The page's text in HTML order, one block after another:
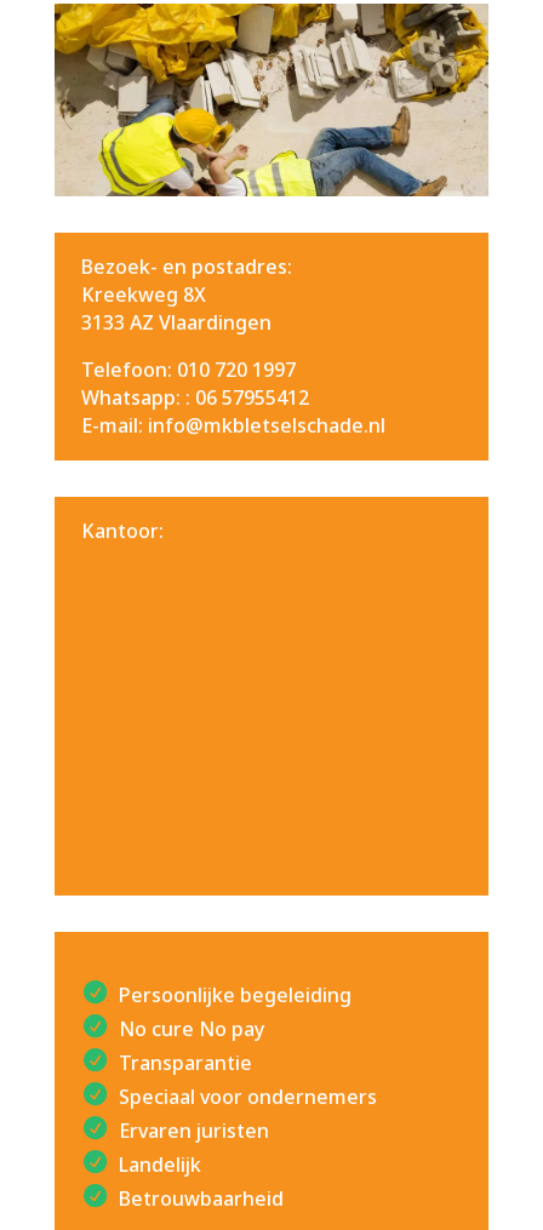
Bezoek- en postadres:
Kreekweg 8X
3133 AZ Vlaardingen
Telefoon: 010 720 1997
Whatsapp: : 06 57955412
E-mail: info@mkbletselschade.nl
Kantoor:
Persoonlijke begeleiding
No cure No pay
Transparantie
Speciaal voor ondernemers
Ervaren juristen
Landelijk
Betrouwbaarheid